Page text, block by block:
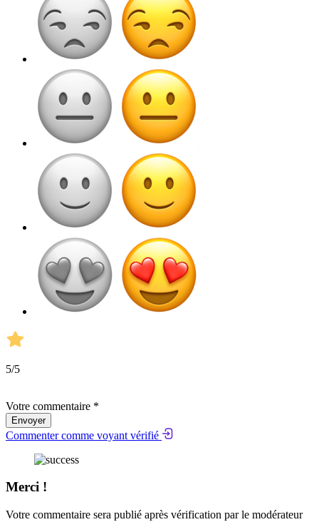
5/5
Votre commentaire *
Envoyer
Commenter comme voyant vérifié
Merci !
Votre commentaire sera publié après vérification par le modérateur